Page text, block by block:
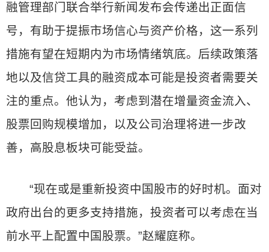
融管理部门联合举行新闻发布会传递出正面信
号，有助于提振市场信心与资产价格，这一系列
措施有望在短期内为市场情绪筑底。后续政策落
地以及信贷工具的融资成本可能是投资者需要关
注的重点。他认为，考虑到潜在增量资金流入、
股票回购规模增加，以及公司治理将进一步改
善，高股息板块可能受益。
“现在或是重新投资中国股市的好时机。面对
政府出台的更多支持措施，投资者可以考虑在当
前水平上配置中国股票。”赵耀庭称。